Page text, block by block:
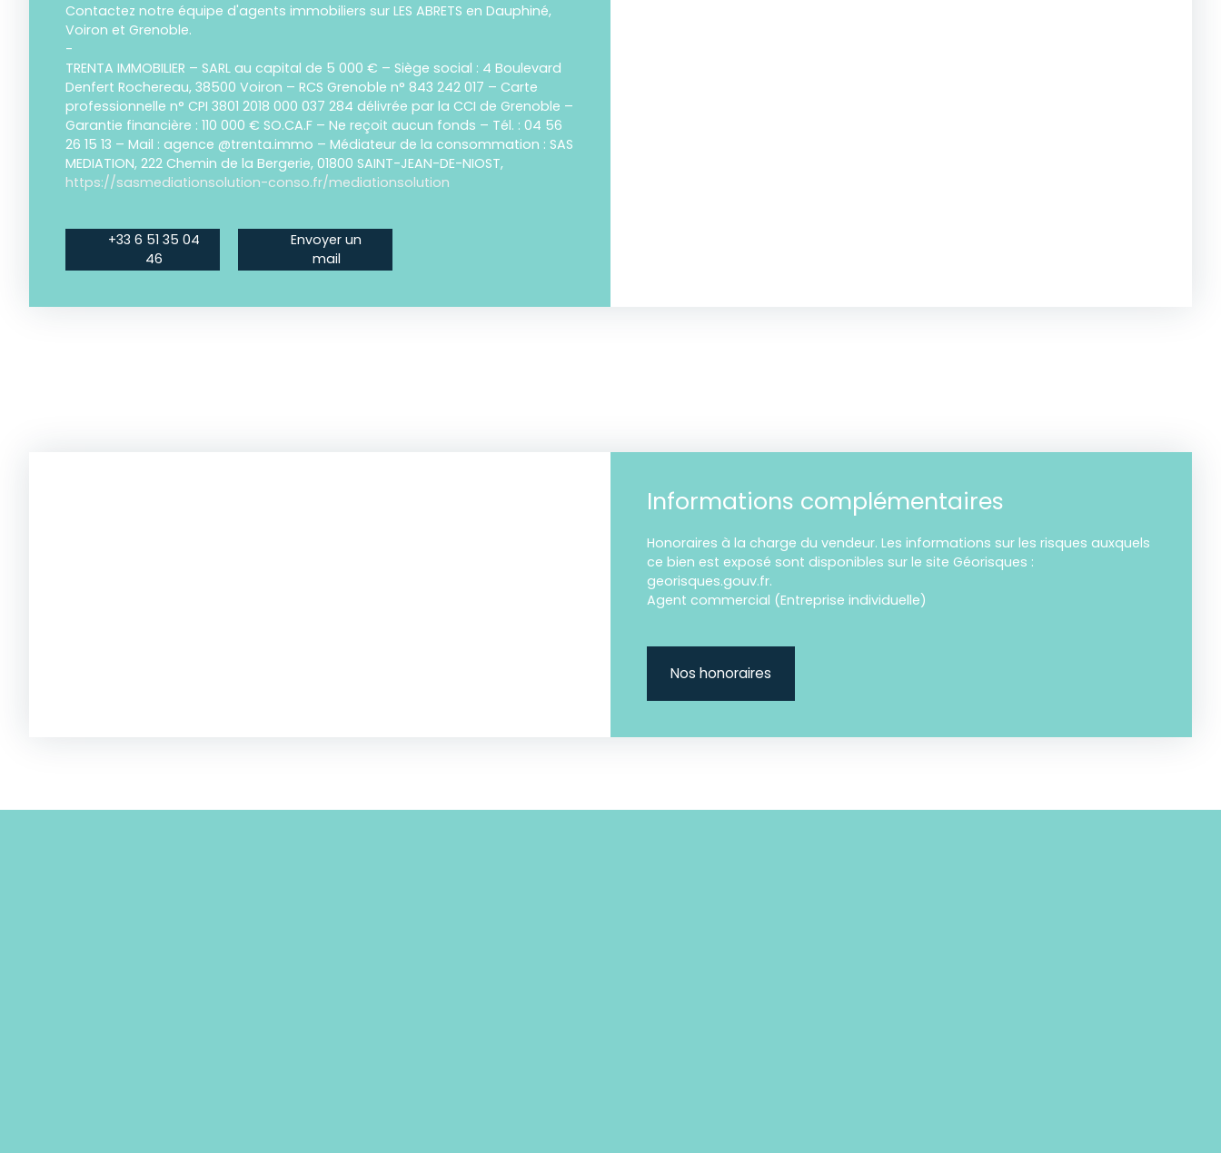
Contactez notre équipe d'agents immobiliers sur LES ABRETS en Dauphiné,
Voiron et Grenoble.
-
TRENTA IMMOBILIER – SARL au capital de 5 000 € – Siège social : 4 Boulevard
Denfert Rochereau, 38500 Voiron – RCS Grenoble n° 843 242 017 – Carte
professionnelle n° CPI 3801 2018 000 037 284 délivrée par la CCI de Grenoble –
Garantie financière : 110 000 € SO.CA.F – Ne reçoit aucun fonds – Tél. : 04 56
26 15 13 – Mail : agence @trenta.immo – Médiateur de la consommation : SAS
MEDIATION, 222 Chemin de la Bergerie, 01800 SAINT-JEAN-DE-NIOST,
https://sasmediationsolution-conso.fr/mediationsolution
+33 6 51 35 04
46
Envoyer un
mail
Informations complémentaires
Honoraires à la charge du vendeur. Les informations sur les risques auxquels
ce bien est exposé sont disponibles sur le site Géorisques :
georisques.gouv.fr.
Agent commercial (Entreprise individuelle)
Nos honoraires